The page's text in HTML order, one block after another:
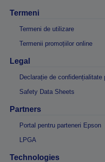
Termeni
Termeni de utilizare
Termenii promoțiilor online
Legal
Declarație de confidențialitate
Safety Data Sheets
Partners
Portal pentru parteneri Epson
LPGA
Technologies